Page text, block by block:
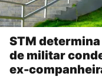
STM
de militar
ex-